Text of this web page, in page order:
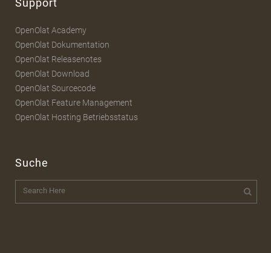
Support
OpenOlat Academy
OpenOlat Dokumentation
OpenOlat Releasenotes
OpenOlat Download
OpenOlat Sourcecode
OpenOlat Feature Management
OpenOlat Hosting Betriebsstatus
Suche